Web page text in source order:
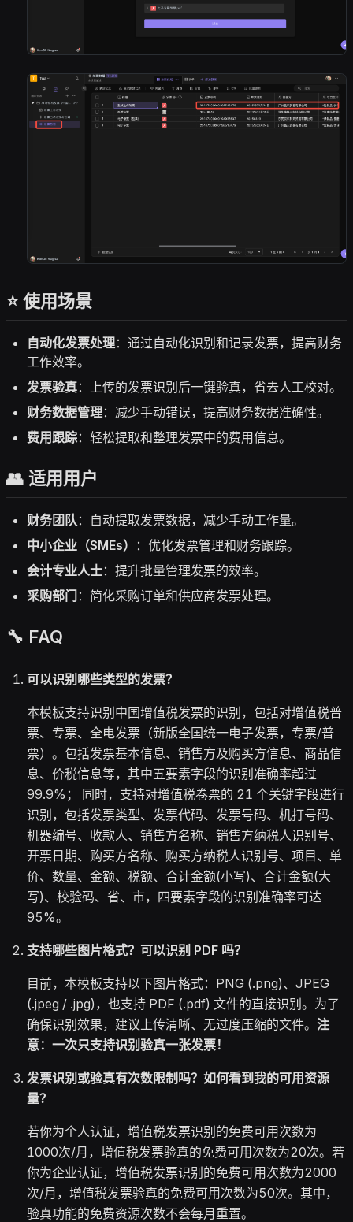
⭐ 使用场景
自动化发票处理：通过自动化识别和记录发票，提高财务
工作效率。
发票验真：上传的发票识别后一键验真，省去人工校对。
财务数据管理：减少手动错误，提高财务数据准确性。
费用跟踪：轻松提取和整理发票中的费用信息。
👥 适用用户
财务团队 ：自动提取发票数据，减少手动工作量。
中小企业（SMEs）
：优化发票管理和财务跟踪。
会计专业人士：提升批量管理发票的效率。
采购部门 ：简化采购订单和供应商发票处理。
🔧 FAQ
可以识别哪些类型的发票？
本模板支持识别中国增值税发票的识别，包括对增值税普
票、专票、全电发票（新版全国统一电子发票，专票/普
票）。包括发票基本信息、销售方及购买方信息、商品信
息、价税信息等，其中五要素字段的识别准确率超过
99.9%； 同时，支持对增值税卷票的 21 个关键字段进行
识别，包括发票类型、发票代码、发票号码、机打号码、
机器编号、收款人、销售方名称、销售方纳税人识别号、
开票日期、购买方名称、购买方纳税人识别号、项目、单
价、数量、金额、税额、合计金额(小写)、合计金额(大
写)、校验码、省、市，四要素字段的识别准确率可达
95%。
支持哪些图片格式？可以识别 PDF 吗？
目前，本模板支持以下图片格式：PNG (.png)、JPEG
(.jpeg / .jpg)，也支持 PDF (.pdf) 文件的直接识别。为了
确保识别效果，建议上传清晰、无过度压缩的文件。 注
意：一次只支持识别验真一张发票！
发票识别或验真有次数限制吗？如何看到我的可用资源
量？
若你为个人认证，增值税发票识别的免费可用次数为
1000次/月，增值税发票验真的免费可用次数为20次。若
你为企业认证，增值税发票识别的免费可用次数为2000
次/月，增值税发票验真的免费可用次数为50次。其中，
验真功能的免费资源次数不会每月重置。